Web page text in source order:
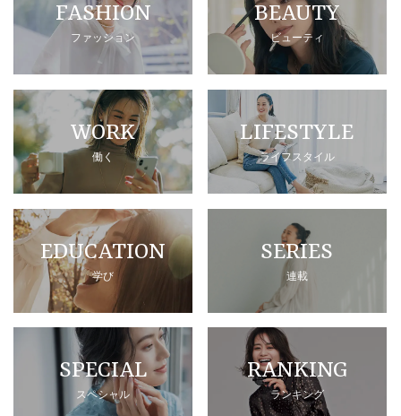
FASHION
ファッション
BEAUTY
ビューティ
WORK
働く
LIFESTYLE
ライフスタイル
EDUCATION
学び
SERIES
連載
SPECIAL
スペシャル
RANKING
ランキング